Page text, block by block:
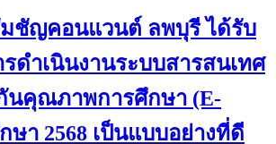
มชัญคอนแวนต์ ลพบุรี ได้รับ
ดำเนินงานระบบสารสนเทศ
นคุณภาพการศึกษา (E-
ษา 2568 เป็นแบบอย่างที่ดี